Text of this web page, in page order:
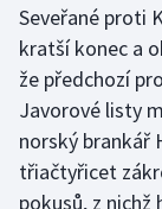
Házená
Jezdectví
Judo
Krasobruslení
Seveřané proti
kratší konec a
že předchozí
Javorové listy
norský brankář
třiačtyřicet
pokusů, z nichž